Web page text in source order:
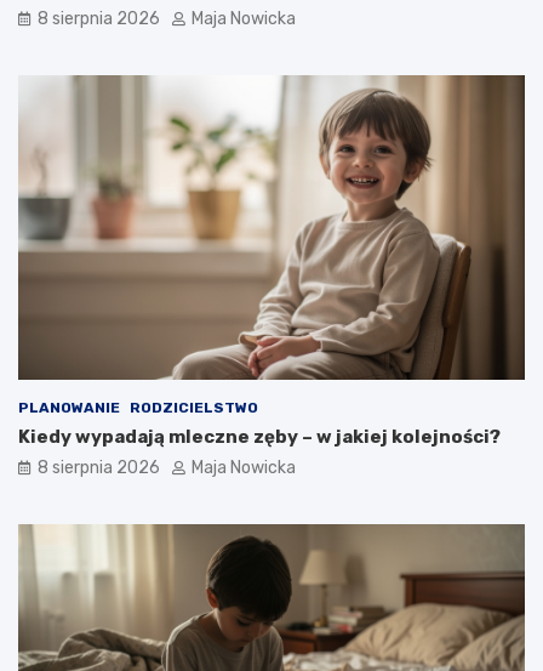
8 sierpnia 2026 Maja Nowicka
PLANOWANIE RODZICIELSTWO
Kiedy wypadają mleczne zęby – w jakiej kolejności?
8 sierpnia 2026 Maja Nowicka